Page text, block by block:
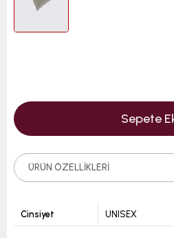
ÜRÜN ÖZELLIKLERI
Cinsiyet UNISEX